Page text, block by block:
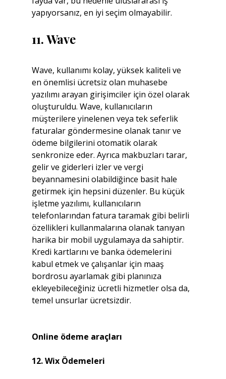
yapıyorsanız, en iyi seçim olmayabilir.
11. Wave
Wave, kullanımı kolay, yüksek kaliteli ve
en önemlisi ücretsiz olan muhasebe
yazılımı arayan girişimciler için özel olarak
oluşturuldu. Wave, kullanıcıların
müşterilere yinelenen veya tek seferlik
faturalar göndermesine olanak tanır ve
ödeme bilgilerini otomatik olarak
senkronize eder. Ayrıca makbuzları tarar,
gelir ve giderleri izler ve vergi
beyannamesini olabildiğince basit hale
getirmek için hepsini düzenler. Bu küçük
işletme yazılımı, kullanıcıların
telefonlarından fatura taramak gibi belirli
özellikleri kullanmalarına olanak tanıyan
harika bir mobil uygulamaya da sahiptir.
Kredi kartlarını ve banka ödemelerini
kabul etmek ve çalışanlar için maaş
bordrosu ayarlamak gibi planınıza
ekleyebileceğiniz ücretli hizmetler olsa da,
temel unsurlar ücretsizdir.
Online ödeme araçları
12. Wix Ödemeleri